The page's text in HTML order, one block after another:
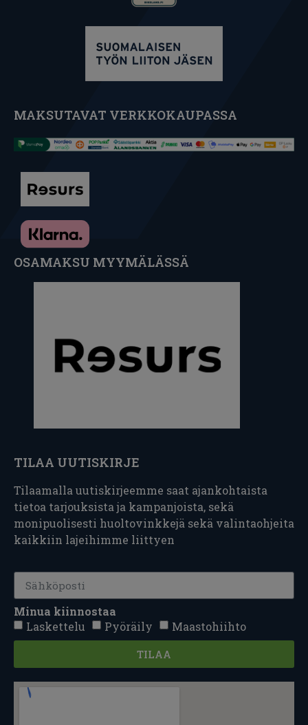
MAKSUTAVAT VERKKOKAUPASSA
OSAMAKSU MYYMÄLÄSSÄ
TILAA UUTISKIRJE
Tilaamalla uutiskirjeemme saat ajankohtaista
tietoa tarjouksista ja kampanjoista, sekä
monipuolisesti huoltovinkkejä sekä valintaohjeita
kaikkiin lajeihimme liittyen
Minua kiinnostaa
Laskettelu
Pyöräily Maastohiihto
TILAA